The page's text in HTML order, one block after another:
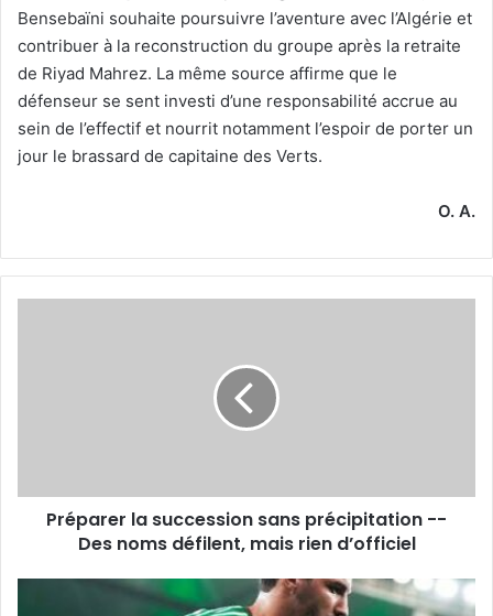
Bensebaïni souhaite poursuivre l’aventure avec l’Algérie et
contribuer à la reconstruction du groupe après la retraite
de Riyad Mahrez. La même source affirme que le
défenseur se sent investi d’une responsabilité accrue au
sein de l’effectif et nourrit notamment l’espoir de porter un
jour le brassard de capitaine des Verts.
O. A.
noms
défilent,Préparer la succession sans précipitation --
Des noms défilent, mais rien d’officiel